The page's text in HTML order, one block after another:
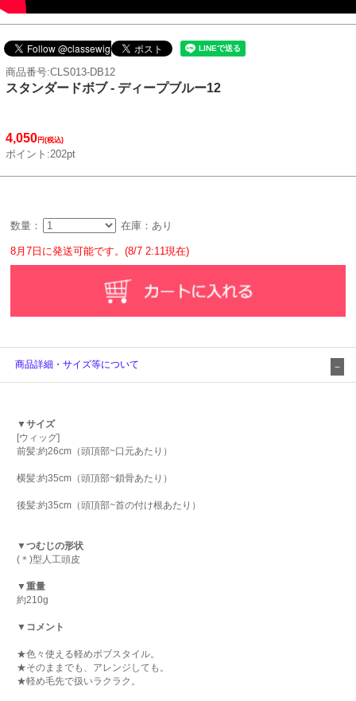
商品番号:CLS013-DB12
スタンダードボブ - ディープブルー12
4,050円(税込)
ポイント:202pt
数量： 在庫：あり
8月7日に発送可能です。(8/7 2:11現在)
商品詳細・サイズ等について
▼サイズ
[ウィッグ]
前髪:約26cm（頭頂部~口元あたり）
横髪:約35cm（頭頂部~鎖骨あたり）
後髪:約35cm（頭頂部~首の付け根あたり）
▼つむじの形状
(＊)型人工頭皮
▼重量
約210g
▼コメント
★色々使える軽めボブスタイル。
★そのままでも、アレンジしても。
★軽め毛先で扱いラクラク。